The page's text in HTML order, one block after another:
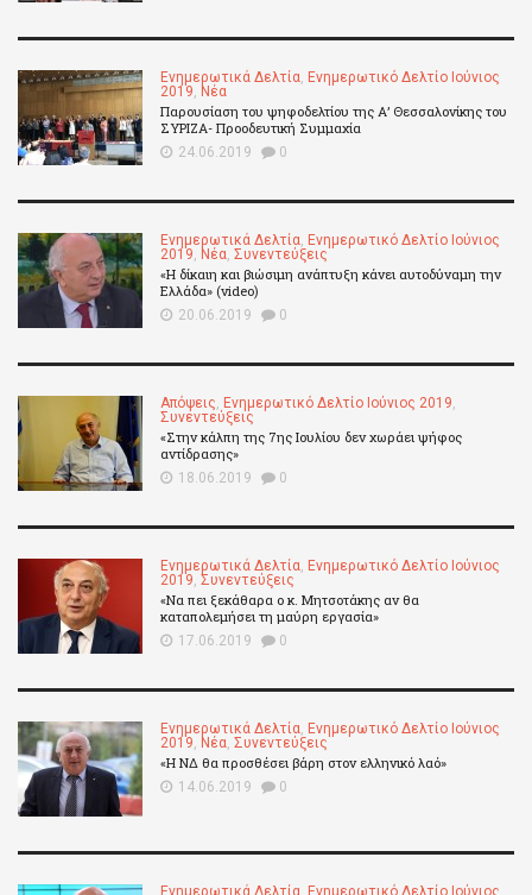
Ενημερωτικά Δελτία, Ενημερωτικό Δελτίο Ιούνιος
2019, Νέα
Παρουσίαση του ψηφοδελτίου της Α’ Θεσσαλονίκης του
ΣΥΡΙΖΑ- Προοδευτική Συμμαχία
24.06.2019 0
Ενημερωτικά Δελτία, Ενημερωτικό Δελτίο Ιούνιος
2019, Νέα, Συνεντεύξεις
«Η δίκαιη και βιώσιμη ανάπτυξη κάνει αυτοδύναμη την
Ελλάδα» (video)
20.06.2019 0
Απόψεις, Ενημερωτικό Δελτίο Ιούνιος 2019,
Συνεντεύξεις
«Στην κάλπη της 7ης Ιουλίου δεν χωράει ψήφος
αντίδρασης»
18.06.2019 0
Ενημερωτικά Δελτία, Ενημερωτικό Δελτίο Ιούνιος
2019, Συνεντεύξεις
«Να πει ξεκάθαρα ο κ. Μητσοτάκης αν θα
καταπολεμήσει τη μαύρη εργασία»
17.06.2019 0
Ενημερωτικά Δελτία, Ενημερωτικό Δελτίο Ιούνιος
2019, Νέα, Συνεντεύξεις
«Η ΝΔ θα προσθέσει βάρη στον ελληνικό λαό»
14.06.2019 0
Ενημερωτικά Δελτία Ενημερωτικό Δελτίο Ιούνιος